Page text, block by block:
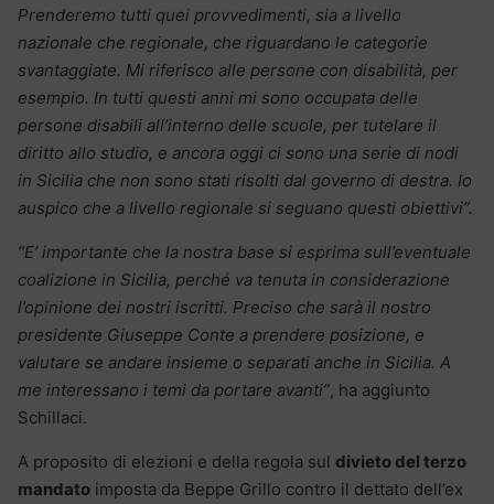
Prenderemo tutti quei provvedimenti, sia a livello
nazionale che regionale, che riguardano le categorie
svantaggiate. Mi riferisco alle persone con disabilità, per
esempio. In tutti questi anni mi sono occupata delle
persone disabili all’interno delle scuole, per tutelare il
diritto allo studio, e ancora oggi ci sono una serie di nodi
in Sicilia che non sono stati risolti dal governo di destra. Io
auspico che a livello regionale si seguano questi obiettivi”.
“E’ importante che la nostra base si esprima sull’eventuale
coalizione in Sicilia, perché va tenuta in considerazione
l’opinione dei nostri iscritti. Preciso che sarà il nostro
presidente Giuseppe Conte a prendere posizione, e
valutare se andare insieme o separati anche in Sicilia. A
me interessano i temi da portare avanti”, ha aggiunto
Schillaci.
A proposito di elezioni e della regola sul divieto del terzo
mandato imposta da Beppe Grillo contro il dettato dell’ex